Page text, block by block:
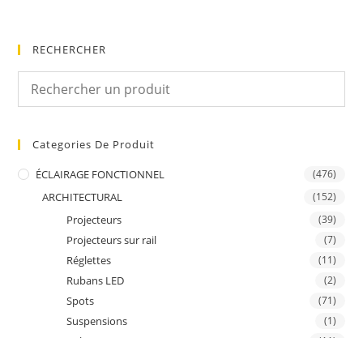
RECHERCHER
Categories De Produit
ÉCLAIRAGE FONCTIONNEL (476)
ARCHITECTURAL (152)
Projecteurs (39)
Projecteurs sur rail (7)
Réglettes (11)
Rubans LED (2)
Spots (71)
Suspensions (1)